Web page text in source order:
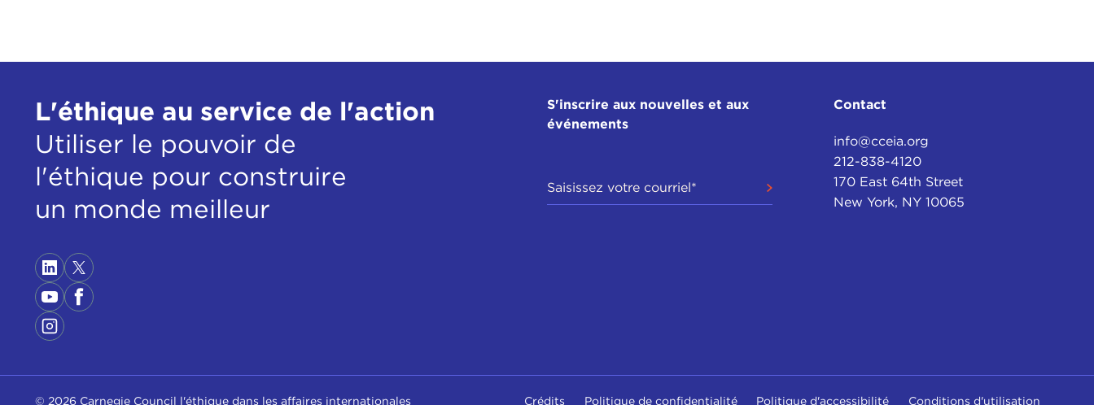
L'éthique au service de l'action
Utiliser le pouvoir de
l'éthique pour construire
un monde meilleur
S'inscrire aux nouvelles et aux
événements
Contact
info@cceia.org
212-838-4120
170 East 64th Street
New York, NY 10065
© 2026 Carnegie Council l'éthique dans les affaires internationales Crédits Politique de confidentialité Politique d'accessibilité Conditions d'utilisation